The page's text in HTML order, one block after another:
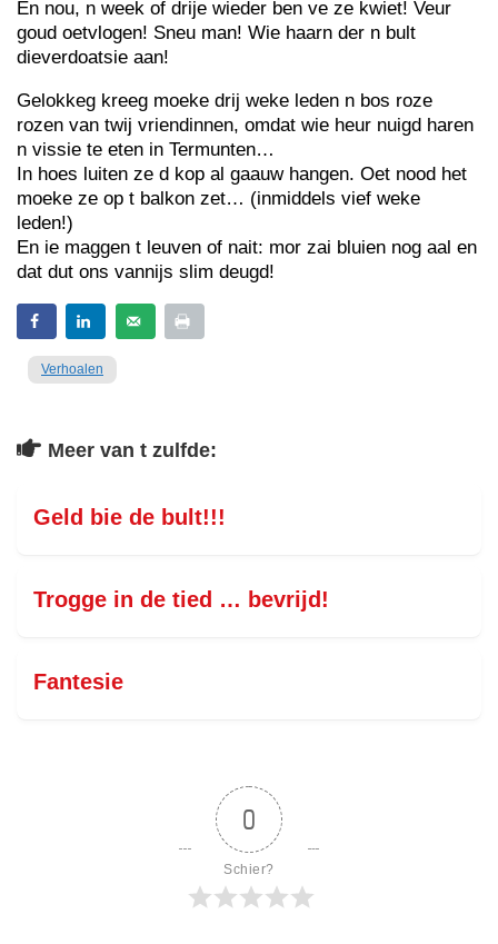
En nou, n week of drije wieder ben ve ze kwiet! Veur
goud oetvlogen! Sneu man! Wie haarn der n bult
dieverdoatsie aan!
Gelokkeg kreeg moeke drij weke leden n bos roze
rozen van twij vriendinnen, omdat wie heur nuigd haren
n vissie te eten in Termunten…
In hoes luiten ze d kop al gaauw hangen. Oet nood het
moeke ze op t balkon zet… (inmiddels vief weke
leden!)
En ie maggen t leuven of nait: mor zai bluien nog aal en
dat dut ons vannijs slim deugd!
Verhoalen
Meer van t zulfde:
Geld bie de bult!!!
Trogge in de tied … bevrijd!
Fantesie
0
Schier?